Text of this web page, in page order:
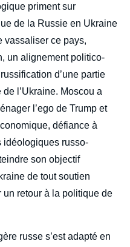
priment sur
de la Russie en Ukraine
vassaliser ce pays,
un alignement politico-
d’une partie
l’Ukraine. Moscou a
l’ego de Trump et
défiance à
idéologiques russo-
son objectif
de tout soutien
retour à la politique de
russe s’est adapté en